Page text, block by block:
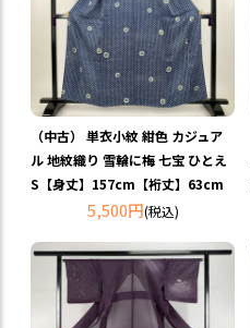
（中古） 単衣小紋 紺色 カジュア
ル 地紋織り 雪輪に梅 七宝 ひとえ
S【身丈】157cm【裄丈】63cm
5,500円(税込)